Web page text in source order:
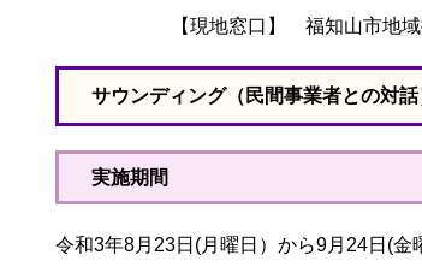
【現地窓口】 福知山市地域振
サウンディング（民間事業者との対
実施期間
令和3年8月23日(月曜日）から9月24日(金